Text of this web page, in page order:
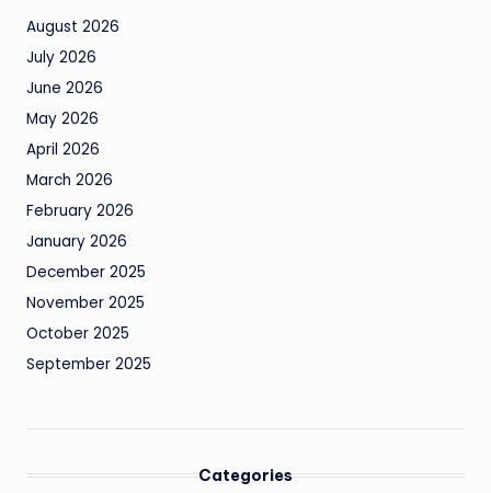
August 2026
July 2026
June 2026
May 2026
April 2026
March 2026
February 2026
January 2026
December 2025
November 2025
October 2025
September 2025
Categories